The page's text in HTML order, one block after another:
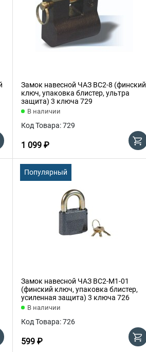
Замок навесной ЧАЗ ВС2-8 (финский
ключ, упаковка блистер, ультра
защита) 3 ключа 729
В наличии
Код Товара: 729
1 099 ₽
Популярный
Замок навесной ЧАЗ ВС2-М1-01
(финский ключ, упаковка блистер,
усиленная защита) 3 ключа 726
В наличии
Код Товара: 726
599 ₽